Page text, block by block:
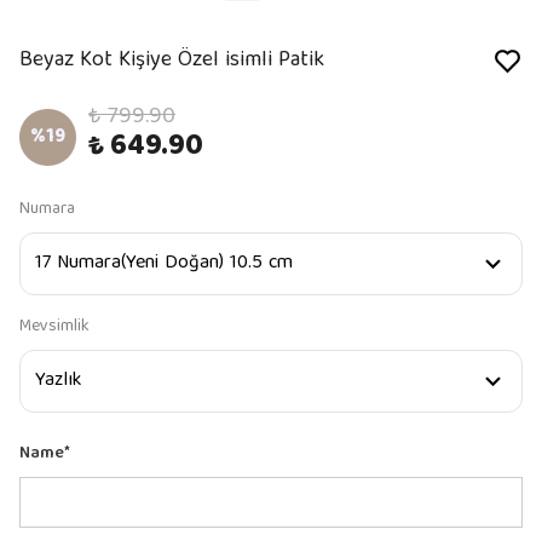
Beyaz Kot Kişiye Özel isimli Patik
%19 ₺ 799.90
₺ 649.90
Numara
Mevsimlik
Name*